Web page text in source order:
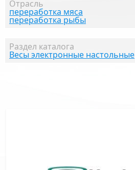
Отрасль
переработка мяса
переработка рыбы
Раздел каталога
Весы электронные настольные